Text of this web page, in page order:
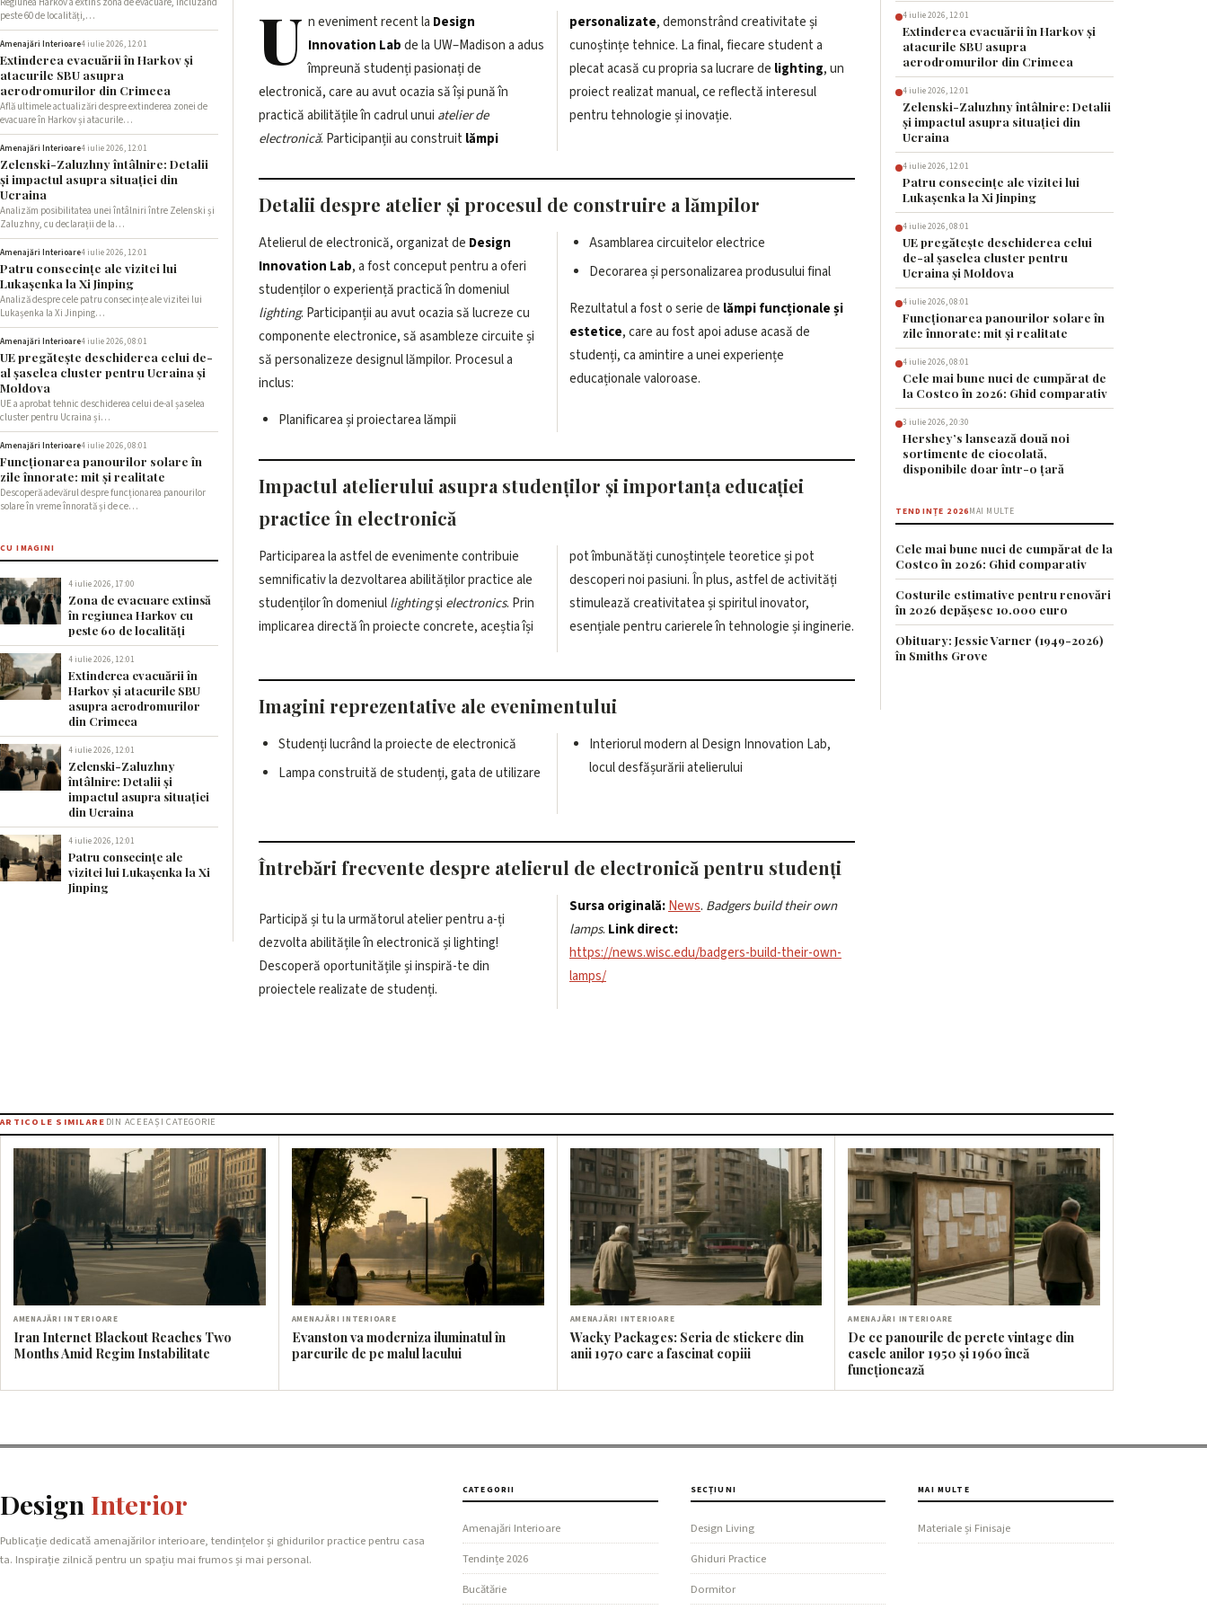
peste 60 de localități,…
Amenajări Interioare4 iulie 2026, 12:01
Extinderea evacuării în Harkov și
atacurile SBU asupra
aerodromurilor din Crimeea
Află ultimele actualizări despre extinderea zonei de
evacuare în Harkov și atacurile…
Amenajări Interioare4 iulie 2026, 12:01
Zelenski-Zaluzhny întâlnire: Detalii
și impactul asupra situației din
Ucraina
Analizăm posibilitatea unei întâlniri între Zelenski și
Zaluzhny, cu declarații de la…
Amenajări Interioare4 iulie 2026, 12:01
Patru consecințe ale vizitei lui
Lukașenka la Xi Jinping
Analiză despre cele patru consecințe ale vizitei lui
Lukașenka la Xi Jinping…
Amenajări Interioare4 iulie 2026, 08:01
UE pregătește deschiderea celui de-
al șaselea cluster pentru Ucraina și
Moldova
UE a aprobat tehnic deschiderea celui de-al șaselea
cluster pentru Ucraina și…
Amenajări Interioare4 iulie 2026, 08:01
Funcționarea panourilor solare în
zile înnorate: mit și realitate
Descoperă adevărul despre funcționarea panourilor
solare în vreme înnorată și de ce…
CU IMAGINI
4 iulie 2026, 17:00
Zona de evacuare extinsă
în regiunea Harkov cu
peste 60 de localități
4 iulie 2026, 12:01
Extinderea evacuării în
Harkov și atacurile SBU
asupra aerodromurilor
din Crimeea
4 iulie 2026, 12:01
Zelenski-Zaluzhny
întâlnire: Detalii și
impactul asupra situației
din Ucraina
4 iulie 2026, 12:01
Patru consecințe ale
vizitei lui Lukașenka la Xi
Jinping
U n eveniment recent la Design
Innovation Labde la UW–Madison a adus
împreună studenți pasionați de
electronică, care au avut ocazia să își pună în
practică abilitățile în cadrul unui atelier de
electronică. Participanții au construit lămpi
personalizate, demonstrând creativitate și
cunoștințe tehnice. La final, fiecare student a
plecat acasă cu propria sa lucrare de lighting, un
proiect realizat manual, ce reflectă interesul
pentru tehnologie și inovație.
Detalii despre atelier și procesul de construire a lămpilor
Atelierul de electronică, organizat de Design
Innovation Lab, a fost conceput pentru a oferi
studenților o experiență practică în domeniul
lighting. Participanții au avut ocazia să lucreze cu
componente electronice, să asambleze circuite și
să personalizeze designul lămpilor. Procesul a
inclus:
Planificarea și proiectarea lămpii
Asamblarea circuitelor electrice
Decorarea și personalizarea produsului final
Rezultatul a fost o serie de lămpi funcționale și
estetice, care au fost apoi aduse acasă de
studenți, ca amintire a unei experiențe
educaționale valoroase.
Impactul atelierului asupra studenților și importanța educației
practice în electronică
Participarea la astfel de evenimente contribuie
semnificativ la dezvoltarea abilităților practice ale
studenților în domeniullightingși electronics. Prin
implicarea directă în proiecte concrete, aceștia își
pot îmbunătăți cunoștințele teoretice și pot
descoperi noi pasiuni. În plus, astfel de activități
stimulează creativitatea și spiritul inovator,
esențiale pentru carierele în tehnologie și inginerie.
Imagini reprezentative ale evenimentului
Studenți lucrând la proiecte de electronică
Lampa construită de studenți, gata de utilizare
Interiorul modern al Design Innovation Lab,
locul desfășurării atelierului
Întrebări frecvente despre atelierul de electronică pentru studenți
Participă și tu la următorul atelier pentru a-ți
dezvolta abilitățile în electronică și lighting!
Descoperă oportunitățile și inspiră-te din
proiectele realizate de studenți.
Sursa originală:News. Badgers build their own
lamps. Link direct:
https://news.wisc.edu/badgers-build-their-own-
lamps/
4 iulie 2026, 12:01
Extinderea evacuării în Harkov și
atacurile SBU asupra
aerodromurilor din Crimeea
4 iulie 2026, 12:01
Zelenski-Zaluzhny întâlnire: Detalii
și impactul asupra situației din
Ucraina
4 iulie 2026, 12:01
Patru consecințe ale vizitei lui
Lukașenka la Xi Jinping
4 iulie 2026, 08:01
UE pregătește deschiderea celui
de-al șaselea cluster pentru
Ucraina și Moldova
4 iulie 2026, 08:01
Funcționarea panourilor solare în
zile înnorate: mit și realitate
4 iulie 2026, 08:01
Cele mai bune nuci de cumpărat de
la Costco în 2026: Ghid comparativ
3 iulie 2026, 20:30
Hershey’s lansează două noi
sortimente de ciocolată,
disponibile doar într-o țară
TENDINȚE 2026MAI MULTE
Cele mai bune nuci de cumpărat de la
Costco în 2026: Ghid comparativ
Costurile estimative pentru renovări
în 2026 depășesc 10.000 euro
Obituary: Jessie Varner (1949-2026)
în Smiths Grove
ARTICOLE SIMILARE DIN ACEEAȘI CATEGORIE
AMENAJĂRI INTERIOARE
Iran Internet Blackout Reaches Two
Months Amid Regim Instabilitate
AMENAJĂRI INTERIOARE
Evanston va moderniza iluminatul în
parcurile de pe malul lacului
AMENAJĂRI INTERIOARE
Wacky Packages: Seria de stickere din
anii 1970 care a fascinat copiii
AMENAJĂRI INTERIOARE
De ce panourile de perete vintage din
casele anilor 1950 și 1960 încă
funcționează
Design Interior
Publicație dedicată amenajărilor interioare, tendințelor și ghidurilor practice pentru casa
ta. Inspirație zilnică pentru un spațiu mai frumos și mai personal.
CATEGORII
Amenajări Interioare
Tendințe 2026
Bucătărie
SECȚIUNI
Design Living
Ghiduri Practice
Dormitor
MAI MULTE
Materiale și Finisaje